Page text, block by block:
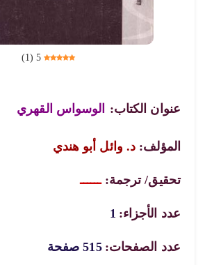
5
(
1
)
عنوان الكتاب: الوسواس القهري
المؤلف: د. وائل أبو هندي
تحقيق/ ترجمة: ــــــ
عدد الأجزاء: 1
عدد الصفحات: 515 صفحة